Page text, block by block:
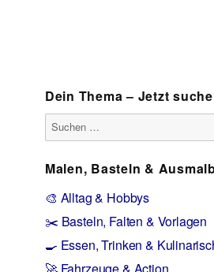
Dein Thema – Jetzt
Suchen
nach:
Malen, Basteln &
🎨 Alltag & Hobbys
✂️ Basteln, Falten & Vorlagen
🍳 Essen, Trinken &